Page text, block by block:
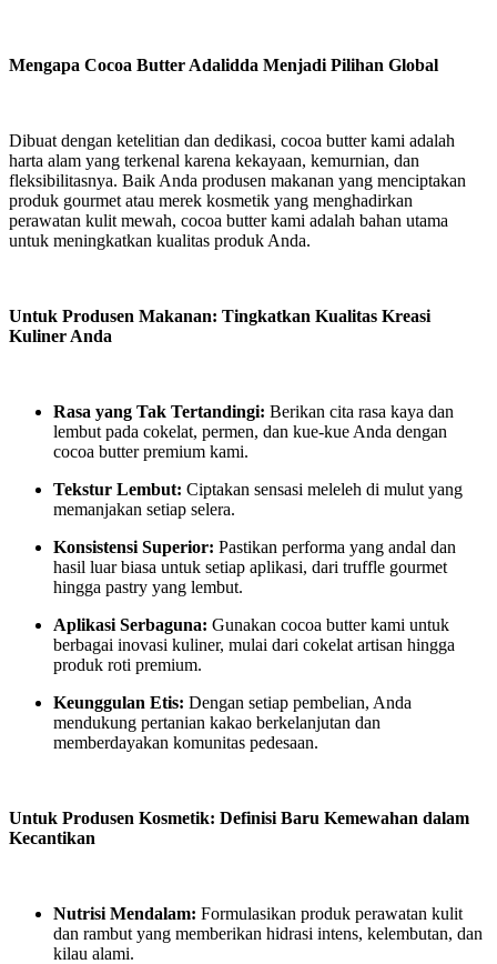
Mengapa Cocoa Butter Adalidda Menjadi Pilihan Global
Dibuat dengan ketelitian dan dedikasi, cocoa butter kami adalah
harta alam yang terkenal karena kekayaan, kemurnian, dan
fleksibilitasnya. Baik Anda produsen makanan yang menciptakan
produk gourmet atau merek kosmetik yang menghadirkan
perawatan kulit mewah, cocoa butter kami adalah bahan utama
untuk meningkatkan kualitas produk Anda.
Untuk Produsen Makanan: Tingkatkan Kualitas Kreasi
Kuliner Anda
Rasa yang Tak Tertandingi: Berikan cita rasa kaya dan
lembut pada cokelat, permen, dan kue-kue Anda dengan
cocoa butter premium kami.
Tekstur Lembut: Ciptakan sensasi meleleh di mulut yang
memanjakan setiap selera.
Konsistensi Superior: Pastikan performa yang andal dan
hasil luar biasa untuk setiap aplikasi, dari truffle gourmet
hingga pastry yang lembut.
Aplikasi Serbaguna: Gunakan cocoa butter kami untuk
berbagai inovasi kuliner, mulai dari cokelat artisan hingga
produk roti premium.
Keunggulan Etis: Dengan setiap pembelian, Anda
mendukung pertanian kakao berkelanjutan dan
memberdayakan komunitas pedesaan.
Untuk Produsen Kosmetik: Definisi Baru Kemewahan dalam
Kecantikan
Nutrisi Mendalam: Formulasikan produk perawatan kulit
dan rambut yang memberikan hidrasi intens, kelembutan, dan
kilau alami.